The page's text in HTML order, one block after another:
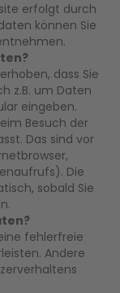
erfolgt durch
können Sie
dass Sie
z.B. um Daten
eingeben.
Besuch der
Das sind vor
Die
sobald Sie
fehlerfreie
Andere